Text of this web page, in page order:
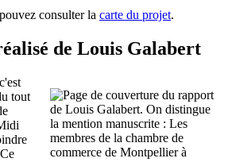
consulter la carte du projet.
de Louis Galabert
tout